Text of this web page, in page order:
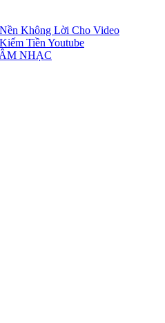
Không Lời Cho Video
Tiền Youtube
NHẠC